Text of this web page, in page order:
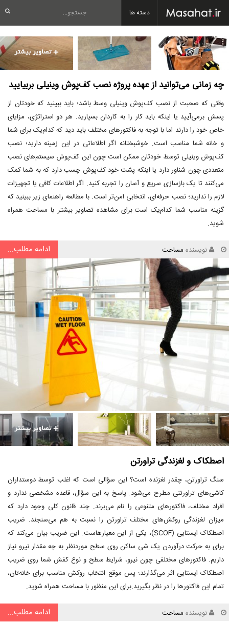
دسته ها
چه زمانی می‌توانید از عهده پروژه نصب کف‌پوش وینیلی بربیایید
وقتی که صحبت از نصب کف‌پوش وینیلی وسط باشد؛ باید ببینید که خودتان از
پسش برمی‌آیید یا اینکه باید کار را به کاردان بسپارید. هر دو استراتژی، مزایای
خاص خود را دارند اما با توجه به فاکتورهای مختلف باید دید که کدام‌یک برای شما
و خانه شما مناسب است. خوشبختانه اگر اطلاعاتی در این زمینه دارید؛ نصب
کف‌پوش وینیلی توسط خودتان ممکن است چون این کف‌پوش سیستم‌های نصب
متعددی چون شناور دارد یا اینکه پشت خود کف‌پوش چسب دارد که به شما کمک
می‌کنند تا یک بازسازی سریع و آسان را تجربه کنید. اگر اطلاعات کافی یا تجهیزات
لازم را ندارید؛ نصب حرفه‌ای، انتخابی امن‌تر است. با مطالعه راهنمای زیر ببینید که
گزینه مناسب شما کدام‌یک است.برای مشاهده تصاویر بیشتر با مساحت همراه
شوید.
نویسنده مساحت ادامه مطلب...
اصطکاک و لغزندگی تراورتن
سنگ تراورتن، چقدر لغزنده است؟ این سؤالی است که اغلب توسط دوستداران
کاشی‌های تراورتنی مطرح می‌شود. پاسخ به این سؤال، قاعده مشخصی ندارد و
افراد مختلف، فاکتورهای متنوعی را نام می‌برند. چند قانون کلی وجود دارد که
میزان لغزندگی روکش‌های مختلف تراورتن را نسبت به هم می‌سنجند. ضریب
اصطکاک ایستایی (SCOF)، یکی از این معیارهاست. این ضریب بیان می‌کند که
برای به حرکت درآوردن یک شی ساکن روی سطح موردنظر به چه مقدار نیرو نیاز
داریم. فاکتورهای مختلفی چون نیرو، شرایط سطح و نوع کفش شما روی ضریب
اصطکاک ایستایی اثر می‌گذارند؛ پس موقع انتخاب روکش مناسب برای خانه‌تان،
تمام این فاکتورها را در نظر بگیرید.برای این منظور با مساحت همراه شوید.
نویسنده مساحت ادامه مطلب...